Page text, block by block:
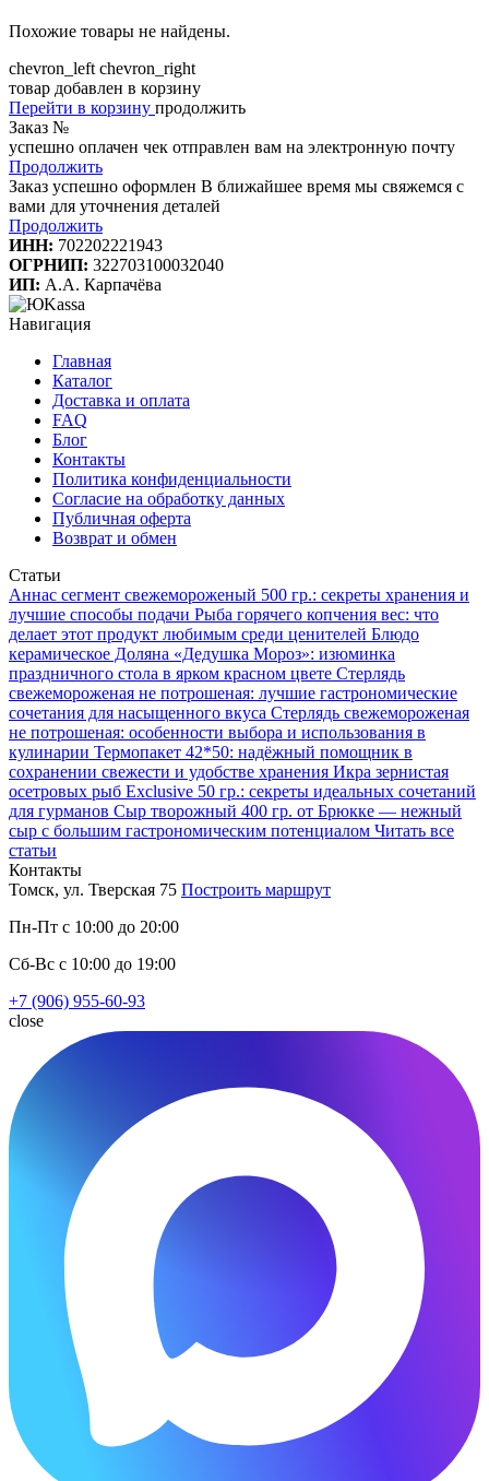
Похожие товары не найдены.
chevron_left chevron_right
товар добавлен в корзину
Перейти в корзину продолжить
Заказ №
успешно оплачен чек отправлен вам на электронную почту
Продолжить
Заказ успешно оформлен В ближайшее время мы свяжемся с
вами для уточнения деталей
Продолжить
ИНН: 702202221943
ОГРНИП: 322703100032040
ИП: А.А. Карпачёва
Навигация
Главная
Каталог
Доставка и оплата
FAQ
Блог
Контакты
Политика конфиденциальности
Согласие на обработку данных
Публичная оферта
Возврат и обмен
Статьи
Аннаc сегмент свежемороженый 500 гр.: секреты хранения и
лучшие способы подачи Рыба горячего копчения вес: что
делает этот продукт любимым среди ценителей Блюдо
керамическое Доляна «Дедушка Мороз»: изюминка
праздничного стола в ярком красном цвете Стерлядь
свежемороженая не потрошеная: лучшие гастрономические
сочетания для насыщенного вкуса Стерлядь свежемороженая
не потрошеная: особенности выбора и использования в
кулинарии Термопакет 42*50: надёжный помощник в
сохранении свежести и удобстве хранения Икра зернистая
осетровых рыб Exclusive 50 гр.: секреты идеальных сочетаний
для гурманов Сыр творожный 400 гр. от Брюкке — нежный
сыр с большим гастрономическим потенциалом Читать все
статьи
Контакты
Томск, ул. Тверская 75 Построить маршрут
Пн-Пт с 10:00 до 20:00
Сб-Вс с 10:00 до 19:00
+7 (906) 955-60-93
close